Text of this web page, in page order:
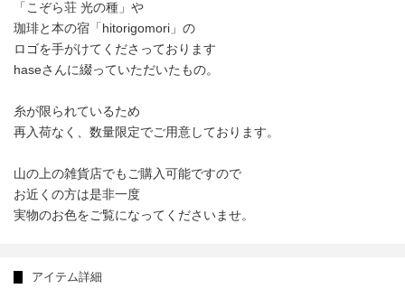
「こぞら荘 光の種」や
珈琲と本の宿「hitorigomori」の
ロゴを手がけてくださっております
haseさんに綴っていただいたもの。
糸が限られているため
再入荷なく、数量限定でご用意しております。
山の上の雑貨店でもご購入可能ですので
お近くの方は是非一度
実物のお色をご覧になってくださいませ。
アイテム詳細